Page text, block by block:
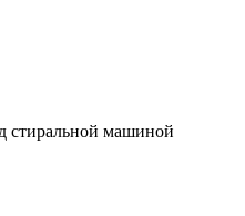
стиральной машиной